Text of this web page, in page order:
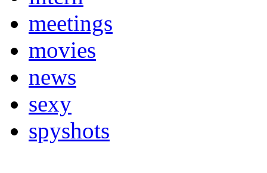
meetings
movies
news
sexy
spyshots